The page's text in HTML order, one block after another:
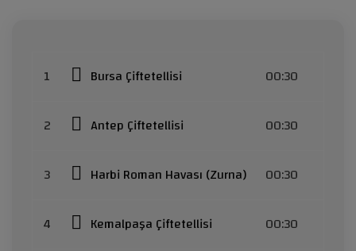
1 Bursa Çiftetellisi 00:30
2 Antep Çiftetellisi 00:30
3 Harbi Roman Havası (Zurna) 00:30
4 Kemalpaşa Çiftetellisi 00:30